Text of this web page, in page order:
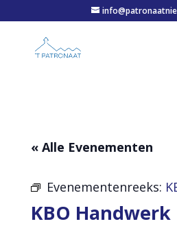
« Alle Evenementen
Evenementenreeks:
KBO Handwerk